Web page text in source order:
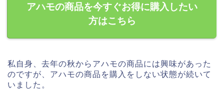
アハモの商品を今すぐお得に購入したい
方はこちら
私自身、去年の秋からアハモの商品には興味があった
のですが、アハモの商品を購入をしない状態が続いて
いました。